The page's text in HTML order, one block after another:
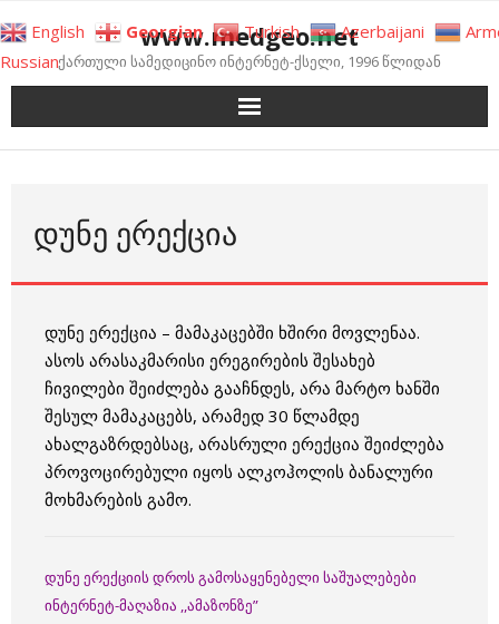
to
content
www.medgeo.net
ქართული სამედიცინო ინტერნეტ-ქსელი, 1996 წლიდან
ᲓᲣᲜᲔ ᲔᲠᲔᲥᲪᲘᲐ
დუნე ერექცია – მამაკაცებში ხშირი მოვლენაა.
ასოს არასაკმარისი ერეგირების შესახებ
ჩივილები შეიძლება გააჩნდეს, არა მარტო ხანში
შესულ მამაკაცებს, არამედ 30 წლამდე
ახალგაზრდებსაც, არასრული ერექცია შეიძლება
პროვოცირებული იყოს ალკოჰოლის ბანალური
მოხმარების გამო.
დუნე ერექციის დროს გამოსაყენებელი საშუალებები
ინტერნეტ-მაღაზია ,,ამაზონზე”
English Georgian Turkish Azerbaijani
Russian